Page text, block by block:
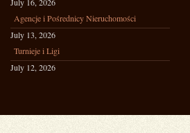
Agencje i Pośrednicy Nieruchomości
July 13, 2026
Turnieje i Ligi
July 12, 2026